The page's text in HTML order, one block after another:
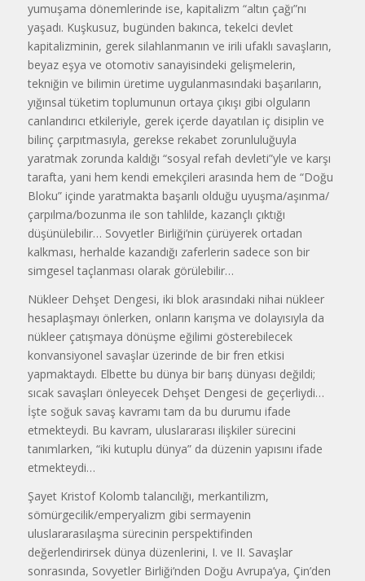
yumuşama dönemlerinde ise, kapitalizm “altın çağı”nı
yaşadı. Kuşkusuz, bugünden bakınca, tekelci devlet
kapitalizminin, gerek silahlanmanın ve irili ufaklı savaşların,
beyaz eşya ve otomotiv sanayisindeki gelişmelerin,
tekniğin ve bilimin üretime uygulanmasındaki başarıların,
yığınsal tüketim toplumunun ortaya çıkışı gibi olguların
canlandırıcı etkileriyle, gerek içerde dayatılan iç disiplin ve
bilinç çarpıtmasıyla, gerekse rekabet zorunluluğuyla
yaratmak zorunda kaldığı “sosyal refah devleti”yle ve karşı
tarafta, yani hem kendi emekçileri arasında hem de “Doğu
Bloku” içinde yaratmakta başarılı olduğu uyuşma/aşınma/
çarpılma/bozunma ile son tahlilde, kazançlı çıktığı
düşünülebilir… Sovyetler Birliği’nin çürüyerek ortadan
kalkması, herhalde kazandığı zaferlerin sadece son bir
simgesel taçlanması olarak görülebilir…
Nükleer Dehşet Dengesi, iki blok arasındaki nihai nükleer
hesaplaşmayı önlerken, onların karışma ve dolayısıyla da
nükleer çatışmaya dönüşme eğilimi gösterebilecek
konvansiyonel savaşlar üzerinde de bir fren etkisi
yapmaktaydı. Elbette bu dünya bir barış dünyası değildi;
sıcak savaşları önleyecek Dehşet Dengesi de geçerliydi…
İşte soğuk savaş kavramı tam da bu durumu ifade
etmekteydi. Bu kavram, uluslararası ilişkiler sürecini
tanımlarken, “iki kutuplu dünya” da düzenin yapısını ifade
etmekteydi…
Şayet Kristof Kolomb talancılığı, merkantilizm,
sömürgecilik/emperyalizm gibi sermayenin
uluslararasılaşma sürecinin perspektifinden
değerlendirirsek dünya düzenlerini, I. ve II. Savaşlar
sonrasında, Sovyetler Birliği’nden Doğu Avrupa’ya, Çin’den